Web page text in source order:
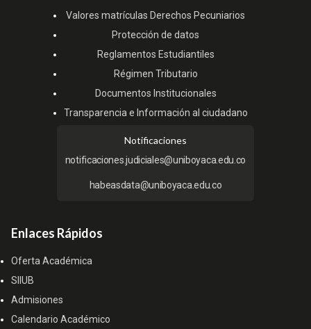
Valores matrículas Derechos Pecuniarios
Protección de datos
Reglamentos Estudiantiles
Régimen Tributario
Documentos Institucionales
Transparencia e Información al ciudadano
Notificaciones
notificaciones.judiciales@uniboyaca.edu.co
habeasdata@uniboyaca.edu.co
Enlaces Rápidos
Oferta Académica
SIIUB
Admisiones
Calendario Académico